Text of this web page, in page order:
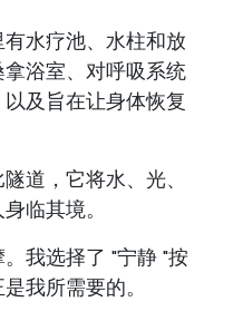
水疗池、水柱和放
浴室、对呼吸系统
及旨在让身体恢复
道，它将水、光、
临其境。
我选择了 "宁静 "按
我所需要的。